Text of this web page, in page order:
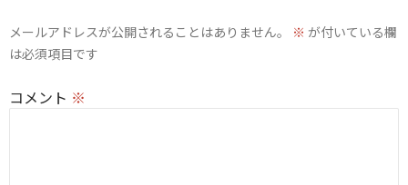
ョ
ン
メールアドレスが公開されることはありません。 ※ が付いている欄
は必須項目です
コメント ※